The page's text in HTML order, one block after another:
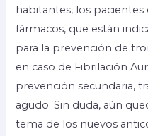
habitantes, los
fármacos, que están
para la prevención de
en caso de Fibrilación
prevención secundaria,
agudo. Sin duda, aún
tema de los nuevos